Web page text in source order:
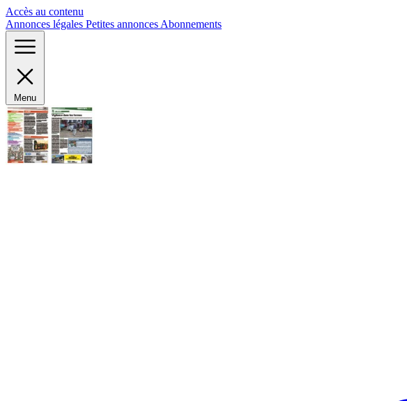
Accès au contenu
Annonces légales Petites annonces Abonnements
Menu
Panneau de gestion des cookies